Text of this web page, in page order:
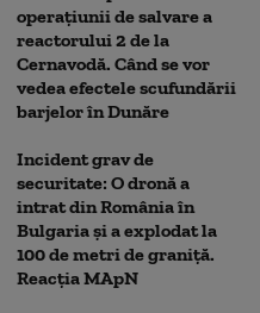
operațiunii de salvare a
reactorului 2 de la
Cernavodă. Când se vor
vedea efectele scufundării
barjelor în Dunăre
Incident grav de
securitate: O dronă a
intrat din România în
Bulgaria şi a explodat la
100 de metri de graniţă.
Reacția MApN